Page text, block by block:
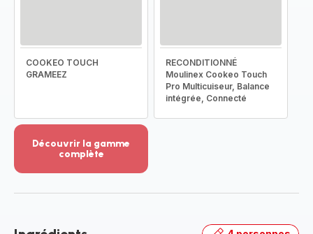
COOKEO TOUCH
GRAMEEZ
RECONDITIONNÉ
Moulinex Cookeo Touch
Pro Multicuiseur, Balance
intégrée, Connecté
Découvrir la gamme
complète
-